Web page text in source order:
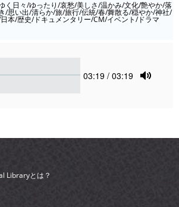
く日々/ゆったり/哀愁/美しさ/温かみ/文化/艶やか/落
/思い出/清らか/旅/旅行/伝統/春/舞散る/穏やか/神社/
本/歴史/ドキュメンタリー/CM/イベント/ドラマ
Current
03:19 / 03:19
Libraryとは？